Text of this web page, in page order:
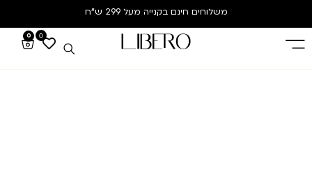
משלוחים חינם בקנייה מעל 299 ש”ח
0
0